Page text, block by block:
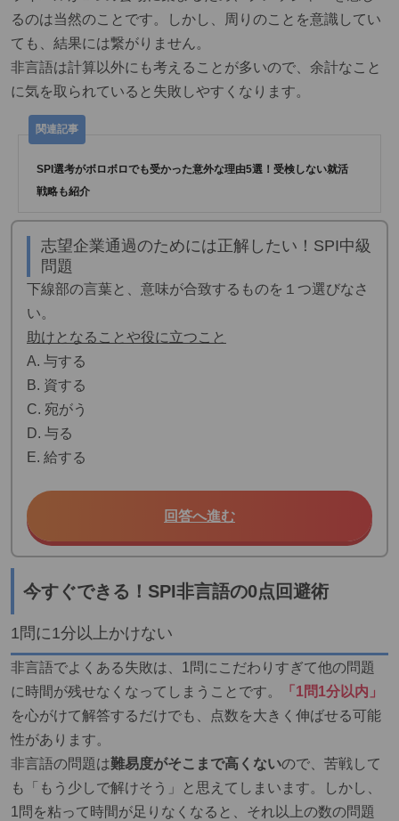
るのは当然のことです。しかし、周りのことを意識してい
ても、結果には繋がりません。
非言語は計算以外にも考えることが多いので、余計なこと
に気を取られていると失敗しやすくなります。
SPI選考がボロボロでも受かった意外な理由5選！受検しない就活
戦略も紹介
志望企業通過のためには正解したい！SPI中級
問題
下線部の言葉と、意味が合致するものを１つ選びなさ
い。
助けとなることや役に立つこと
A. 与する
B. 資する
C. 宛がう
D. 与る
E. 給する
回答へ進む
今すぐできる！SPI非言語の0点回避術
1問に1分以上かけない
非言語でよくある失敗は、1問にこだわりすぎて他の問題
に時間が残せなくなってしまうことです。
「1問1分以内」
を心がけて解答するだけでも、点数を大きく伸ばせる可能
性があります。
非言語の問題は難易度がそこまで高くないので、苦戦して
も「もう少しで解けそう」と思えてしまいます。しかし、
1問を粘って時間が足りなくなると、それ以上の数の問題